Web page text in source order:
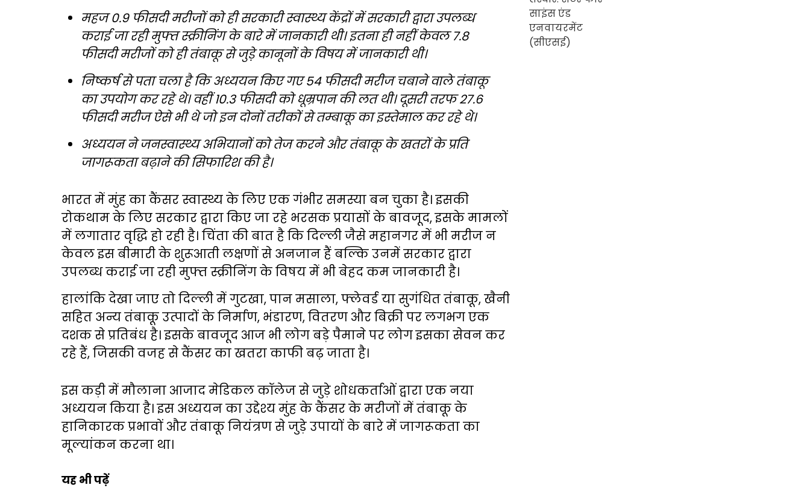
महज 0.9 फीसदी मरीजों को ही सरकारी स्वास्थ्य केंद्रों में सरकारी द्वारा उपलब्ध
कराई जा रही मुफ्त स्क्रीनिंग के बारे में जानकारी थी। इतना ही नहीं केवल 7.8
फीसदी मरीजों को ही तंबाकू से जुड़े कानूनों के विषय में जानकारी थी।
निष्कर्ष से पता चला है कि अध्ययन किए गए 54 फीसदी मरीज चबाने वाले तंबाकू
का उपयोग कर रहे थे। वहीं 10.3 फीसदी को धूम्रपान की लत थी। दूसरी तरफ 27.6
फीसदी मरीज ऐसे भी थे जो इन दोनों तरीकों से तम्बाकू का इस्तेमाल कर रहे थे।
अध्ययन ने जनस्वास्थ्य अभियानों को तेज करने और तंबाकू के खतरों के प्रति
जागरूकता बढ़ाने की सिफारिश की है।
भारत में मुंह का कैंसर स्वास्थ्य के लिए एक गंभीर समस्या बन चुका है। इसकी
रोकथाम के लिए सरकार द्वारा किए जा रहे भरसक प्रयासों के बावजूद, इसके मामलों
में लगातार वृद्धि हो रही है। चिंता की बात है कि दिल्ली जैसे महानगर में भी मरीज न
केवल इस बीमारी के शुरूआती लक्षणों से अनजान हैं बल्कि उनमें सरकार द्वारा
उपलब्ध कराई जा रही मुफ्त स्क्रीनिंग के विषय में भी बेहद कम जानकारी है।
हालांकि देखा जाए तो दिल्ली में गुटखा, पान मसाला, फ्लेवर्ड या सुगंधित तंबाकू, खैनी
सहित अन्य तंबाकू उत्पादों के निर्माण, भंडारण, वितरण और बिक्री पर लगभग एक
दशक से प्रतिबंध है। इसके बावजूद आज भी लोग बड़े पैमाने पर लोग इसका सेवन कर
रहे हैं, जिसकी वजह से कैंसर का खतरा काफी बढ़ जाता है।
इस कड़ी में मौलाना आजाद मेडिकल कॉलेज से जुड़े शोधकर्ताओं द्वारा एक नया
अध्ययन किया है। इस अध्ययन का उद्देश्य मुंह के कैंसर के मरीजों में तंबाकू के
हानिकारक प्रभावों और तंबाकू नियंत्रण से जुड़े उपायों के बारे में जागरूकता का
मूल्यांकन करना था।
यह भी पढ़ें